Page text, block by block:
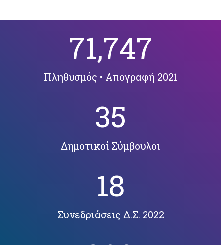
71,747
Πληθυσμός • Απογραφή 2021
35
Δημοτικοί Σύμβουλοι
18
Συνεδριάσεις Δ.Σ. 2022